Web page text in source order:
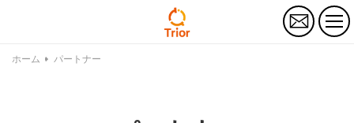
お
問
ホーム パートナー